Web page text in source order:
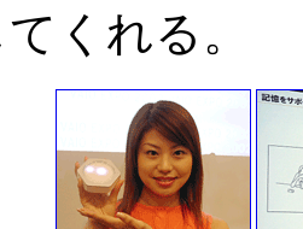
くれる。